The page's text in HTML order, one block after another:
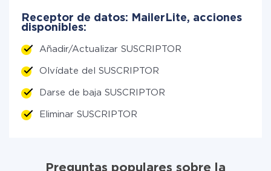
Receptor de datos: MailerLite, acciones
disponibles:
Añadir/Actualizar SUSCRIPTOR
Olvídate del SUSCRIPTOR
Darse de baja SUSCRIPTOR
Eliminar SUSCRIPTOR
Preguntas populares sobre la